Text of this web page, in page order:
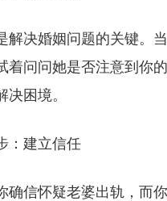
解决婚姻问题的关键。
着问问她是否注意到你
决困境。
：建立信任
确信怀疑老婆出轨，而